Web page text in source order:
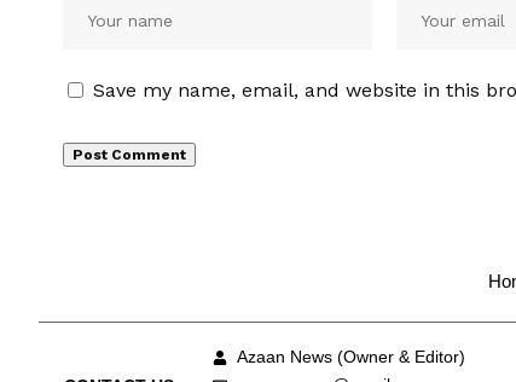
Save my name, email, and website in this
Azaan News (Owner & Editor)